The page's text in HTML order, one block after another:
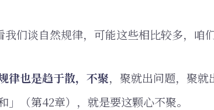
我们谈自然规律，可能这些相比较多，咱
律也是趋于散，不聚，聚就出问题，聚
」（第42章），就是要这颗心不聚。